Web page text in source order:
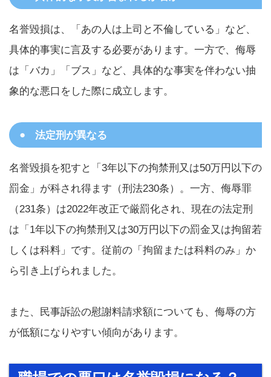
名誉毀損は、「あの人は上司と不倫している」など、
具体的事実に言及する必要があります。一方で、侮辱
は「バカ」「ブス」など、具体的な事実を伴わない抽
象的な悪口をした際に成立します。
法定刑が異なる
名誉毀損を犯すと「3年以下の拘禁刑又は50万円以下の
罰金」が科され得ます（刑法230条）。一方、侮辱罪
（231条）は2022年改正で厳罰化され、現在の法定刑
は「1年以下の拘禁刑又は30万円以下の罰金又は拘留若
しくは科料」です。従前の「拘留または科料のみ」か
ら引き上げられました。
また、民事訴訟の慰謝料請求額についても、侮辱の方
が低額になりやすい傾向があります。